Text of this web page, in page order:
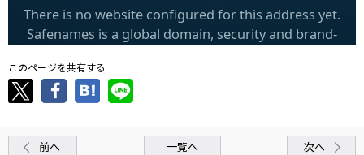
このページを共有する
前へ 一覧へ 次へ